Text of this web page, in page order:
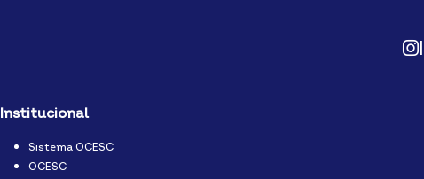
Institucional
Sistema OCESC
OCESC